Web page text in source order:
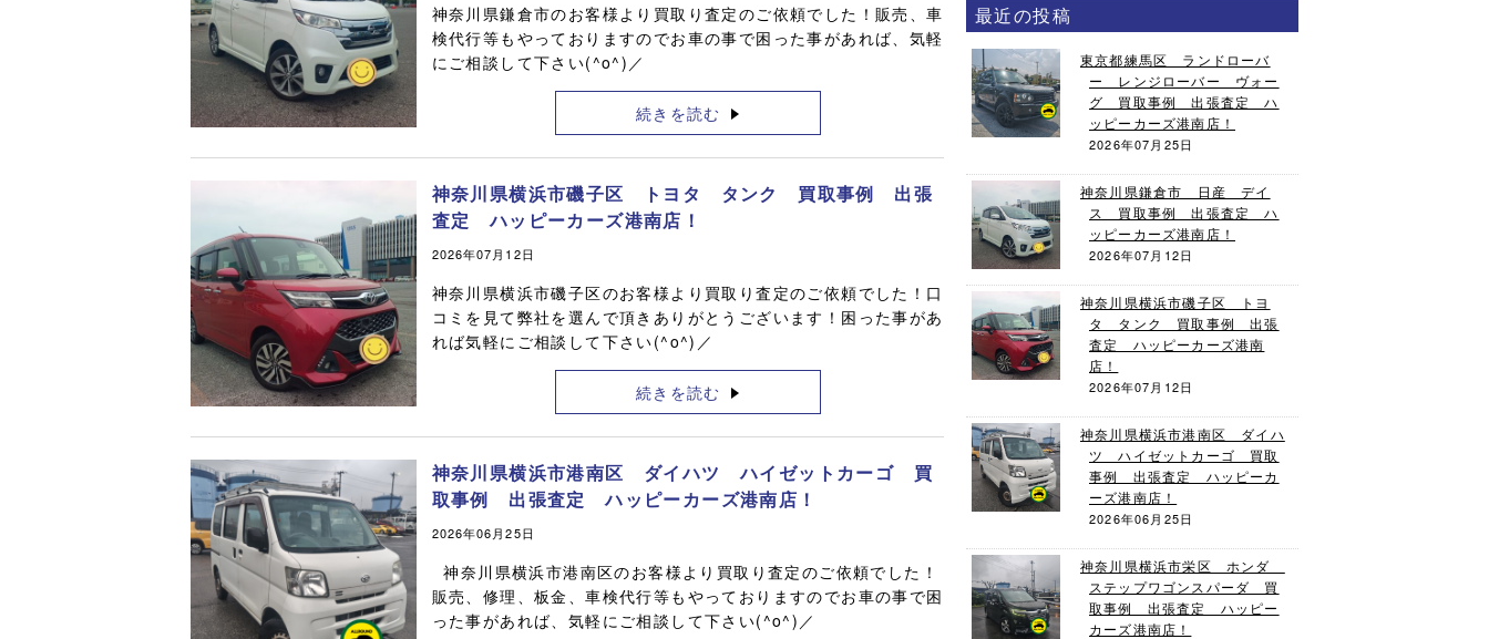
神奈川県鎌倉市のお客様より買取り査定のご依頼でした！販売、車
検代行等もやっておりますのでお車の事で困った事があれば、気軽
にご相談して下さい(^o^)／
続きを読む
神奈川県横浜市磯子区 トヨタ タンク 買取事例 出張
査定 ハッピーカーズ港南店！
2026年07月12日
神奈川県横浜市磯子区のお客様より買取り査定のご依頼でした！口
コミを見て弊社を選んで頂きありがとうございます！困った事があ
れば気軽にご相談して下さい(^o^)／
続きを読む
神奈川県横浜市港南区 ダイハツ ハイゼットカーゴ 買
取事例 出張査定 ハッピーカーズ港南店！
2026年06月25日
神奈川県横浜市港南区のお客様より買取り査定のご依頼でした！
販売、修理、板金、車検代行等もやっておりますのでお車の事で困
った事があれば、気軽にご相談して下さい(^o^)／
最近の投稿
東京都練馬区 ランドローバ
ー レンジローバー ヴォー
グ 買取事例 出張査定 ハ
ッピーカーズ港南店！
2026年07月25日
神奈川県鎌倉市 日産 デイ
ス 買取事例 出張査定 ハ
ッピーカーズ港南店！
2026年07月12日
神奈川県横浜市磯子区 トヨ
タ タンク 買取事例 出張
査定 ハッピーカーズ港南
店！
2026年07月12日
神奈川県横浜市港南区 ダイハ
ツ ハイゼットカーゴ 買取
事例 出張査定 ハッピーカ
ーズ港南店！
2026年06月25日
神奈川県横浜市栄区 ホンダ
ステップワゴンスパーダ 買
取事例 出張査定 ハッピー
カーズ港南店！